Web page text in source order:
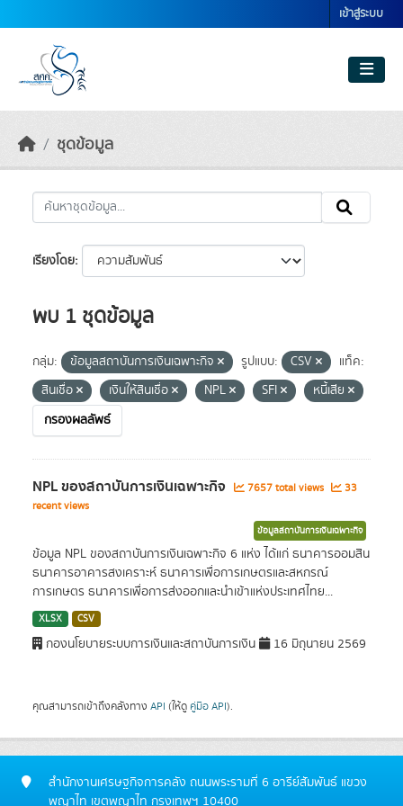
เข้าสู่ระบบ
ชุดข้อมูล
เรียงโดย
พบ 1 ชุดข้อมูล
กลุ่ม: ข้อมูลสถาบันการเงินเฉพาะกิจ รูปแบบ: CSV
แท็ค:
สินเชื่อ
เงินให้สินเชื่อ NPL SFI
หนี้เสีย
กรองผลลัพธ์
NPL ของสถาบันการเงินเฉพาะกิจ 7657 total views
33
recent views
ข้อมูลสถาบันการเงินเฉพาะกิจ
ข้อมูล NPL ของสถาบันการเงินเฉพาะกิจ 6 แห่ง ได้แก่ ธนาคารออมสิน
ธนาคารอาคารสงเคราะห์ ธนาคารเพื่อการเกษตรและสหกรณ์
การเกษตร ธนาคารเพื่อการส่งออกและนำเข้าแห่งประเทศไทย...
XLSX CSV
กองนโยบายระบบการเงินและสถาบันการเงิน 16 มิถุนายน 2569
คุณสามารถเข้าถึงคลังทาง API (ให้ดู คู่มือ API).
สำนักงานเศรษฐกิจการคลัง ถนนพระรามที่ 6 อารีย์สัมพันธ์ แขวง
พญาไท เขตพญาไท กรุงเทพฯ 10400